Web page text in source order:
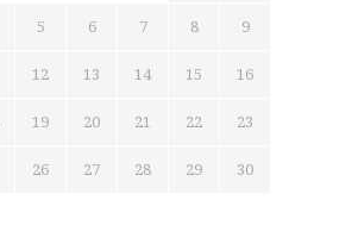
5 6 7 8 9
12 13 14 15 16
19 20 21 22 23
26 27 28 29 30